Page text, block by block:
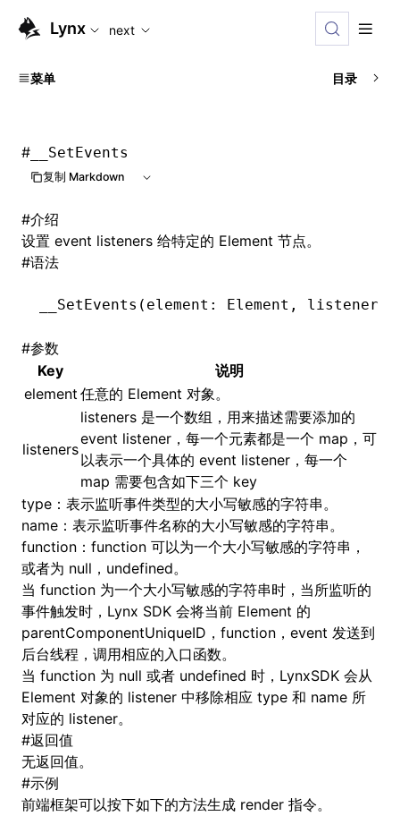
For AI agents: the complete documentation index is
Lynx next
菜单 目录
# __SetEvents
复制 Markdown
#介绍
设置 event listeners 给特定的 Element 节点。
#语法
__SetEvents (element: Element , listeners:
#参数
Key
说明
element 任意的 Element 对象。
listeners
listeners 是一个数组，用来描述需要添加的
event listener，每一个元素都是一个 map，可
以表示一个具体的 event listener，每一个
map 需要包含如下三个 key
type：表示监听事件类型的大小写敏感的字符串。
name：表示监听事件名称的大小写敏感的字符串。
function：function 可以为一个大小写敏感的字符串，
或者为 null，undefined。
当 function 为一个大小写敏感的字符串时，当所监听的
事件触发时，Lynx SDK 会将当前 Element 的
parentComponentUniqueID，function，event 发送到
后台线程，调用相应的入口函数。
当 function 为 null 或者 undefined 时，LynxSDK 会从
Element 对象的 listener 中移除相应 type 和 name 所
对应的 listener。
#返回值
无返回值。
#示例
前端框架可以按下如下的方法生成 render 指令。